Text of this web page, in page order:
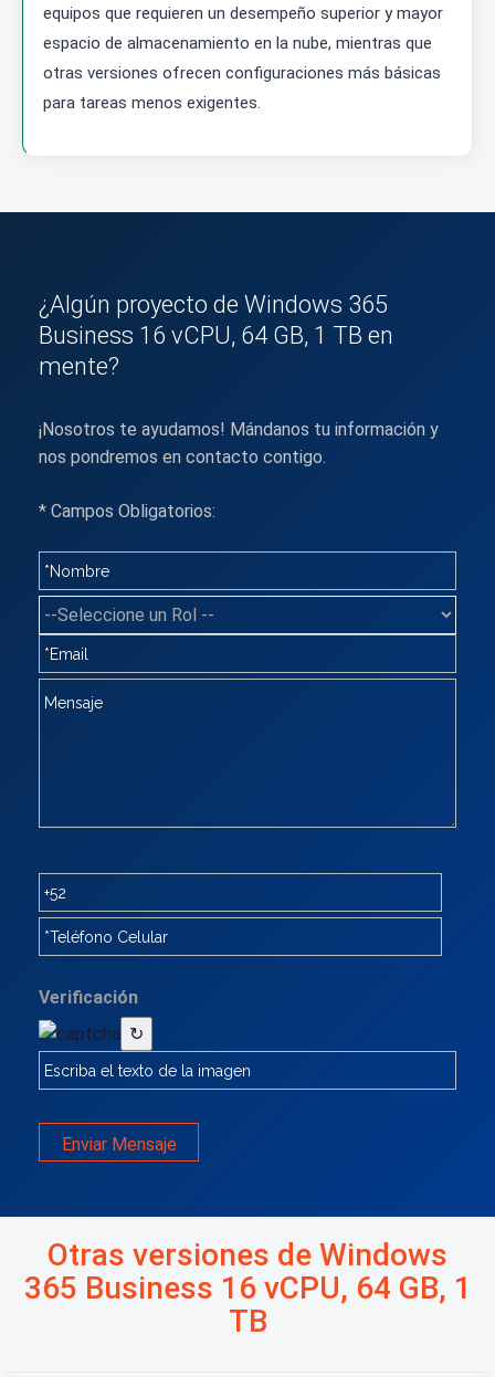
equipos que requieren un desempeño superior y mayor
espacio de almacenamiento en la nube, mientras que
otras versiones ofrecen configuraciones más básicas
para tareas menos exigentes.
¿Algún proyecto de Windows 365
Business 16 vCPU, 64 GB, 1 TB en
mente?
¡Nosotros te ayudamos! Mándanos tu información y
nos pondremos en contacto contigo.
* Campos Obligatorios:
Verificación
↻
Enviar Mensaje
Otras versiones de Windows
365 Business 16 vCPU, 64 GB, 1
TB